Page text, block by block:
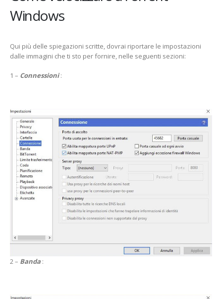
Windows
Qui più delle spiegazioni scritte, dovrai riportare le impostazioni
dalle immagini che ti sto per fornire, nelle seguenti sezioni:
1 – Connessioni :
2 – Banda :